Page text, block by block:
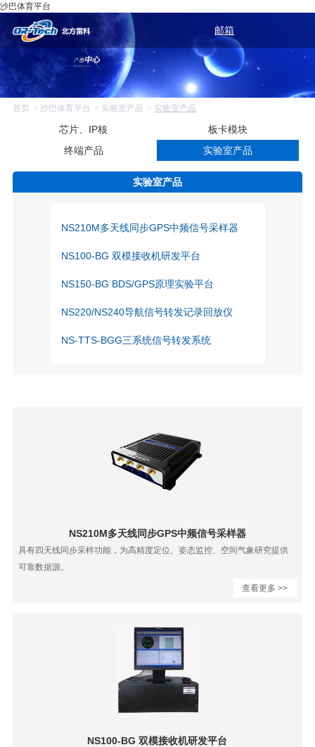
沙巴体育平台
邮箱
首页 沙巴体育平台 实验室产品 实验室产品
芯片、IP核
板卡模块
终端产品
实验室产品
实验室产品
NS210M多天线同步GPS中频信号采样器
NS100-BG 双模接收机研发平台
NS150-BG BDS/GPS原理实验平台
NS220/NS240导航信号转发记录回放仪
NS-TTS-BGG三系统信号转发系统
NS210M多天线同步GPS中频信号采样器
具有四天线同步采样功能，为高精度定位、姿态监控、空间气象研究提供
可靠数据源。
查看更多 >>
NS100-BG 双模接收机研发平台